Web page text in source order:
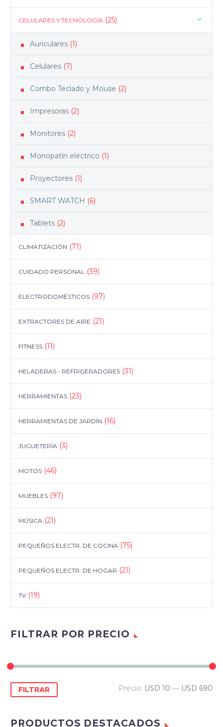
CELULARES Y TECNOLOGÍA (25)
Auriculares (1)
Celulares (7)
Combo Teclado y Mouse (2)
Impresoras (2)
Monitores (2)
Monopatín eléctrico (1)
Proyectores (1)
SMART WATCH (6)
Tablets (2)
CLIMATIZACIÓN (71)
CUIDADO PERSONAL (39)
ELECTRODOMÉSTICOS (97)
EXTRACTORES DE AIRE (21)
FITNESS (11)
HELADERAS - REFRIGERADORES (31)
HERRAMIENTAS (23)
HERRAMIENTAS DE JARDÍN (16)
JUGUETERÍA (3)
MOTOS (46)
MUEBLES (97)
MÚSICA (21)
PEQUEÑOS ELECTR. DE COCINA (75)
PEQUEÑOS ELECTR. DE HOGAR (21)
TV (19)
FILTRAR POR PRECIO
Precio
mínimo
Precio
máximo
FILTRAR Precio: USD 10 — USD 690
PRODUCTOS DESTACADOS